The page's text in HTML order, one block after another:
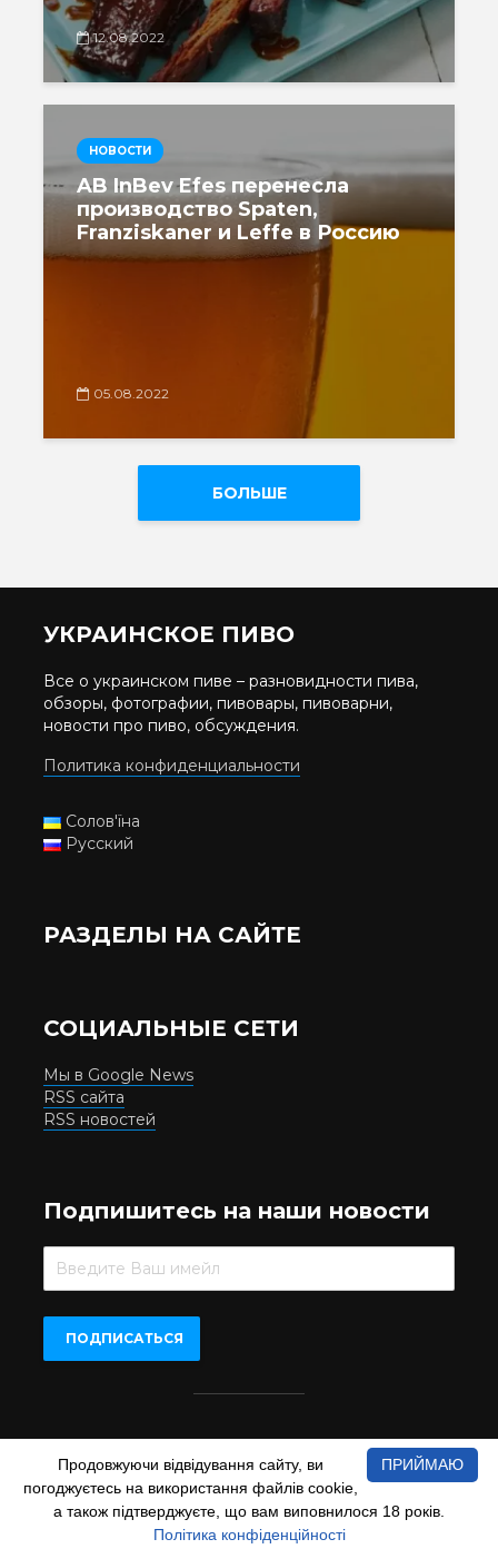
12.08.2022
НОВОСТИ
AB InBev Efes перенесла
производство Spaten,
Franziskaner и Leffe в Россию
05.08.2022
БОЛЬШЕ
УКРАИНСКОЕ ПИВО
Все о украинском пиве – разновидности пива,
обзоры, фотографии, пивовары, пивоварни,
новости про пиво, обсуждения.
Политика конфиденциальности
Солов'їна
Русский
РАЗДЕЛЫ НА САЙТЕ
СОЦИАЛЬНЫЕ СЕТИ
Мы в Google News
RSS сайта
RSS новостей
Подпишитесь на наши новости
Beer.UA © 2016-2022
При копіюванні матеріалів з сайту обов'язкове пряме
відкрите для пошукових систем гіперпосилання на сайт
www.beer.ua
ПРИЙМАЮ
Продовжуючи відвідування сайту, ви
погоджуєтесь на використання файлів cookie,
а також підтверджуєте, що вам виповнилося 18 років.
Політика конфіденційності